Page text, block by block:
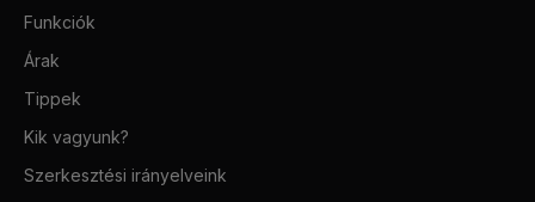
Funkciók
Árak
Tippek
Kik vagyunk?
Szerkesztési irányelveink